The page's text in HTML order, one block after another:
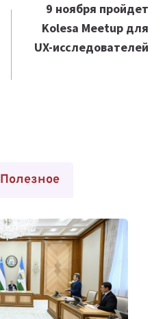
9 ноября пройдет
Kolesa Meetup для
UX-исследователей
Полезное